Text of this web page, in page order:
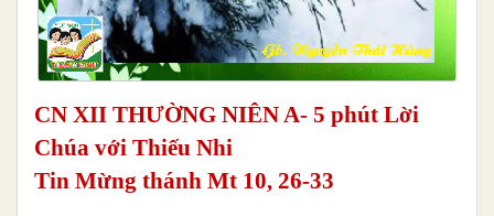
CN XII THƯỜNG NIÊN A- 5 phút Lời
Chúa với Thiếu Nhi
Tin Mừng thánh Mt 10, 26-33